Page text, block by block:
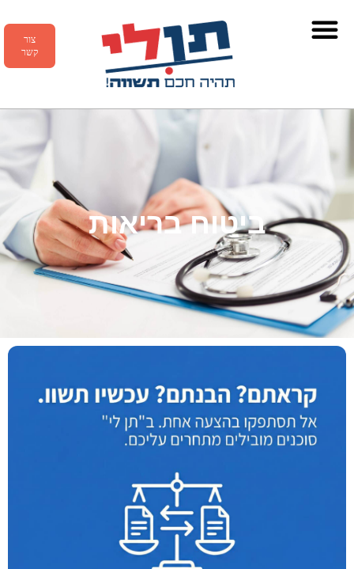
צור
קשר
ביטוח בריאות